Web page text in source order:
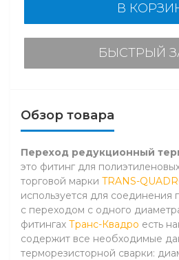
В
БЫСТРЫЙ
Обзор товара
Переход редукционный
это фитинг для
торговой марки TRANS-
используется для соединения
с переходом с одного
фитингах Транс-Квадро есть
содержит все необходимые
терморезисторной сварки: